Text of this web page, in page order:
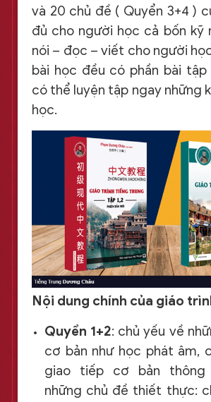
và 20 chủ đề ( Quyển 3+4 )
đủ cho người học cả bốn kỹ
nói – đọc – viết cho người
bài học đều có phần bài
có thể luyện tập ngay những
học.
Nội dung chính của giáo
Quyển 1+2: chủ yếu về
cơ bản như học phát âm,
giao tiếp cơ bản thông
những chủ đề thiết thực: